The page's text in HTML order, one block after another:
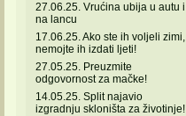
27.06.25. Vrućina ubija u autu i
na lancu
17.06.25. Ako ste ih voljeli zimi,
nemojte ih izdati ljeti!
27.05.25. Preuzmite
odgovornost za mačke!
14.05.25. Split najavio
izgradnju skloništa za životinje!